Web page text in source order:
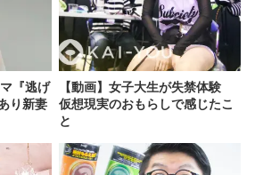
り新妻
【動画】女子大生が失禁体験
仮想現実のおもらしで感じたこ
と